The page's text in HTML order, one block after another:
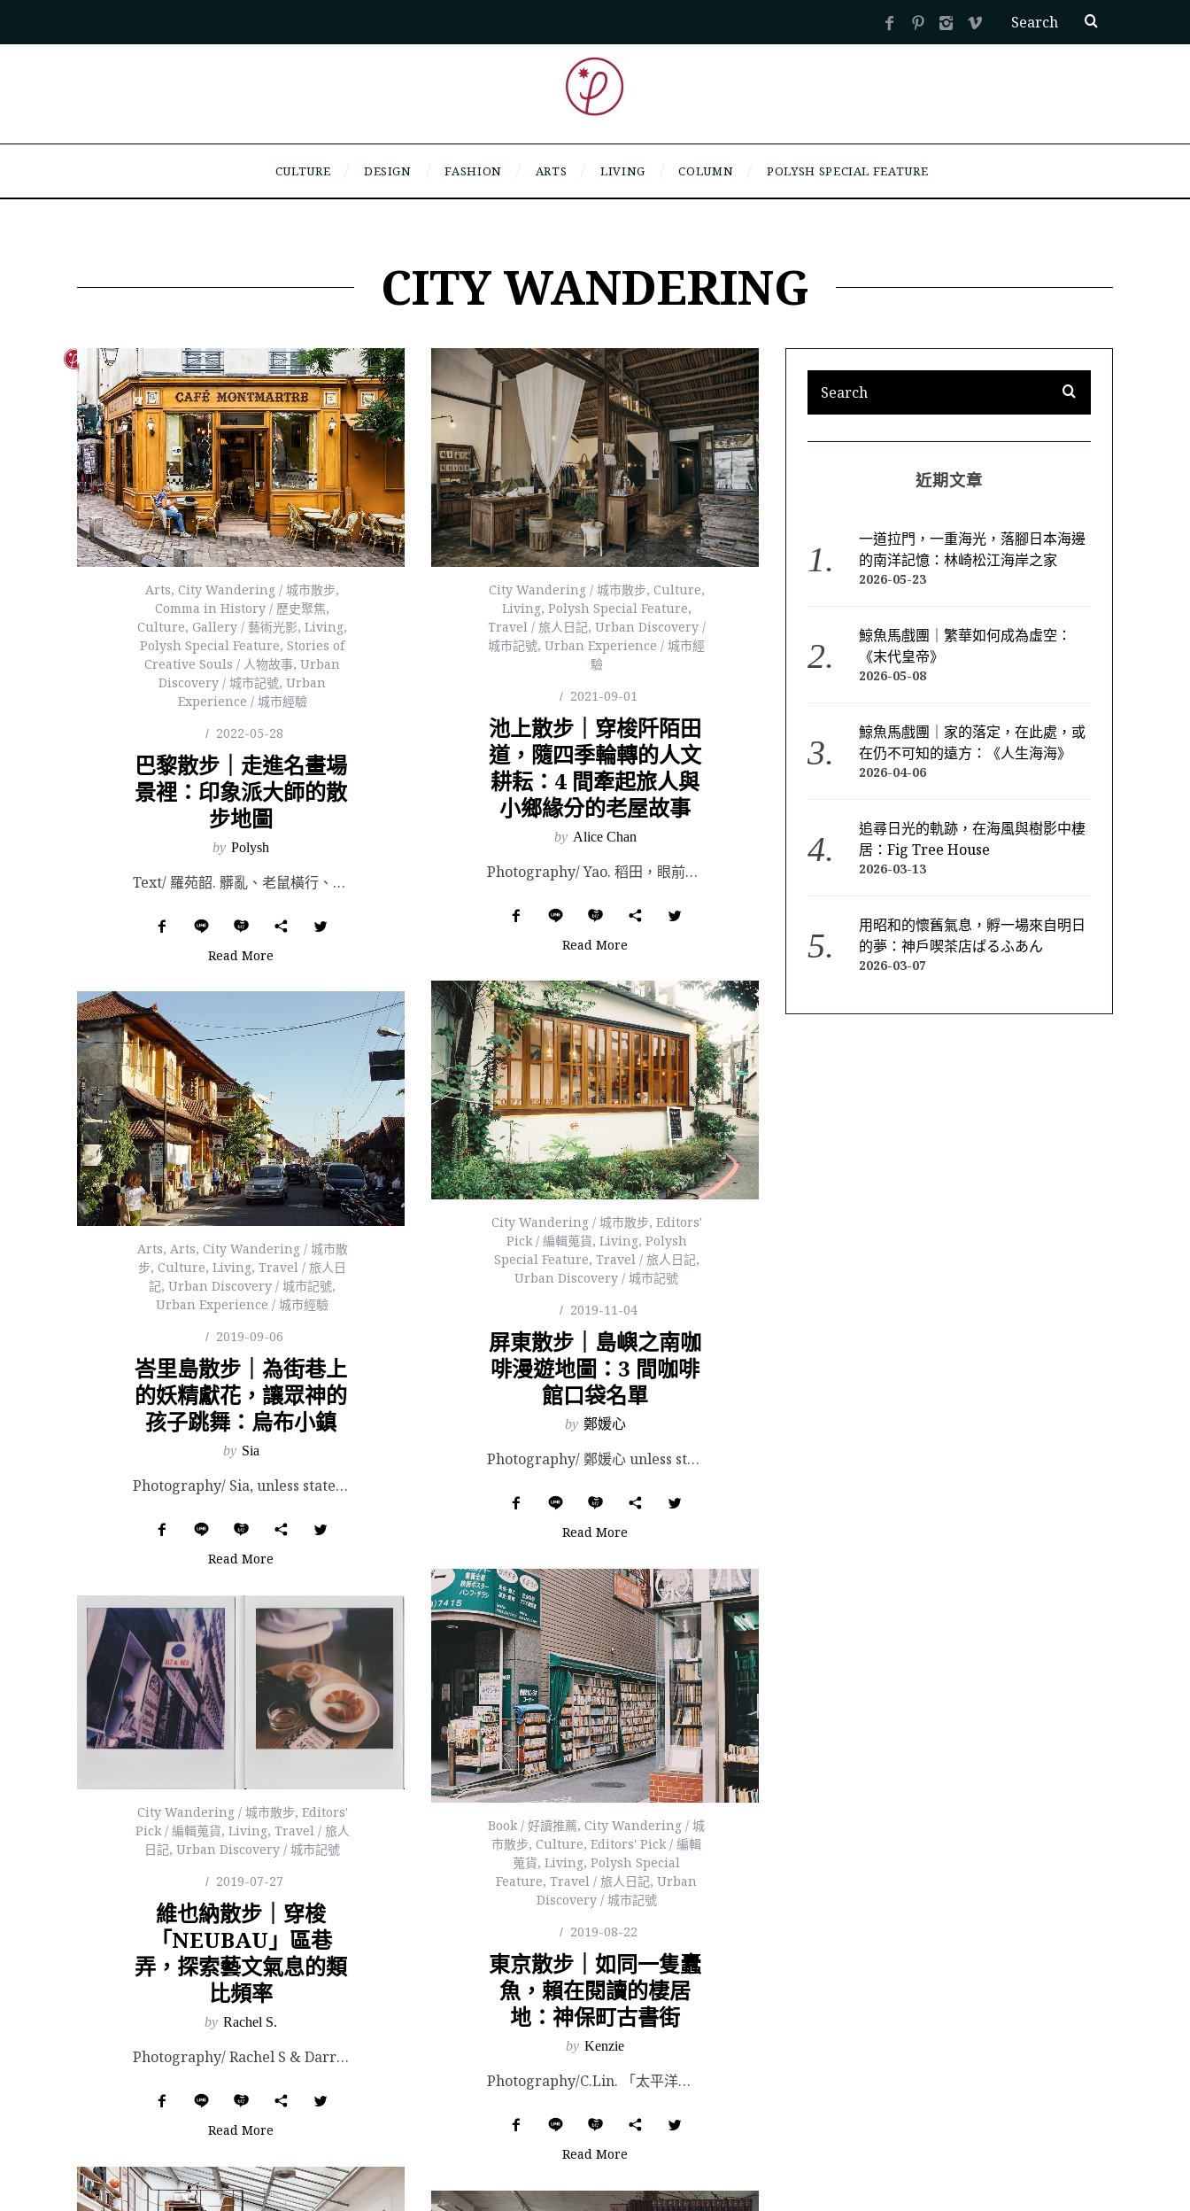
CULTURE DESIGN FASHION ARTS LIVING COLUMN POLYSH SPECIAL FEATURE
CITY WANDERING
Arts, City Wandering / 城市散步,
Comma in History / 歷史聚焦,
Culture, Gallery / 藝術光影, Living,
Polysh Special Feature, Stories of
Creative Souls / 人物故事, Urban
Discovery / 城市記號, Urban
Experience / 城市經驗
2022-05-28
巴黎散步｜走進名畫場
景裡：印象派大師的散
步地圖
by Polysh
Text/ 羅苑韶. 髒亂、老鼠橫行、混雜各種氣味，巷弄裡盡是醜陋猙獰——18 世紀以前的巴黎，一如...
Read More
City Wandering / 城市散步, Culture,
Living, Polysh Special Feature,
Travel / 旅人日記, Urban Discovery /
城市記號, Urban Experience / 城市經
驗
2021-09-01
池上散步｜穿梭阡陌田
道，隨四季輪轉的人文
耕耘：4 間牽起旅人與
小鄉緣分的老屋故事
by Alice Chan
Photography/ Yao. 稻田，眼前所見盡是綿延的稻田。 在春天不久後來訪，當時盛夏與秋末...
Read More
City Wandering / 城市散步, Editors'
Pick / 編輯蒐貨, Living, Polysh
Special Feature, Travel / 旅人日記,
Urban Discovery / 城市記號
2019-11-04
屏東散步｜島嶼之南咖
啡漫遊地圖：3 間咖啡
館口袋名單
by 鄭媛心
Photography/ 鄭媛心 unless stated otherwise. 島嶼南端，不會太...
Read More
Arts, Arts, City Wandering / 城市散
步, Culture, Living, Travel / 旅人日
記, Urban Discovery / 城市記號,
Urban Experience / 城市經驗
2019-09-06
峇里島散步｜為街巷上
的妖精獻花，讓眾神的
孩子跳舞：烏布小鎮
by Sia
Photography/ Sia, unless stated otherwise. Part of...
Read More
Book / 好讀推薦, City Wandering / 城
市散步, Culture, Editors' Pick / 編輯
蒐貨, Living, Polysh Special
Feature, Travel / 旅人日記, Urban
Discovery / 城市記號
2019-08-22
東京散步｜如同一隻蠹
魚，賴在閱讀的棲居
地：神保町古書街
by Kenzie
Photography/C.Lin. 「太平洋戰爭時，美軍以『神保町舊書的燒燬，是文化上極大損失』為...
Read More
City Wandering / 城市散步, Editors'
Pick / 編輯蒐貨, Living, Travel / 旅人
日記, Urban Discovery / 城市記號
2019-07-27
維也納散步｜穿梭
「NEUBAU」區巷
弄，探索藝文氣息的類
比頻率
by Rachel S.
Photography/ Rachel S & Darrell. Part of image...
Read More
近期文章
一道拉門，一重海光，落腳日本海邊
的南洋記憶：林崎松江海岸之家
2026-05-23
鯨魚馬戲團｜繁華如何成為虛空：
《末代皇帝》
2026-05-08
鯨魚馬戲團｜家的落定，在此處，或
在仍不可知的遠方：《人生海海》
2026-04-06
追尋日光的軌跡，在海風與樹影中棲
居：Fig Tree House
2026-03-13
用昭和的懷舊氣息，孵一場來自明日
的夢：神戶喫茶店ぱるふあん
2026-03-07